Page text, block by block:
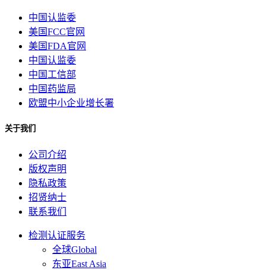
中国认监委
美国FCC官网
美国FDA官网
中国认监委
中国工信部
中国药监局
欧盟中小企业增长署
关于我们
公司介绍
版权声明
隐私政策
招贤纳士
联系我们
检测认证服务
全球Global
东亚East Asia